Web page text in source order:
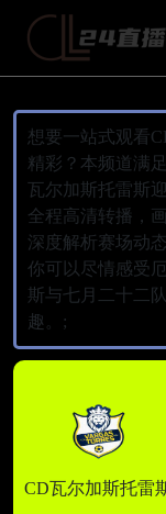
想要一站式观看
精彩？本频道满
瓦尔加斯托雷斯
全程高清转播，
深度解析赛场动
你可以尽情感受
斯与七月二十二
趣。;
CD瓦尔加斯托雷